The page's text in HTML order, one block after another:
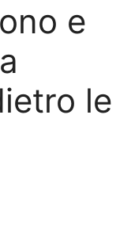
e
le